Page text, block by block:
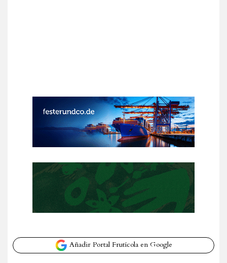
Añadir Portal Frutícola en Google